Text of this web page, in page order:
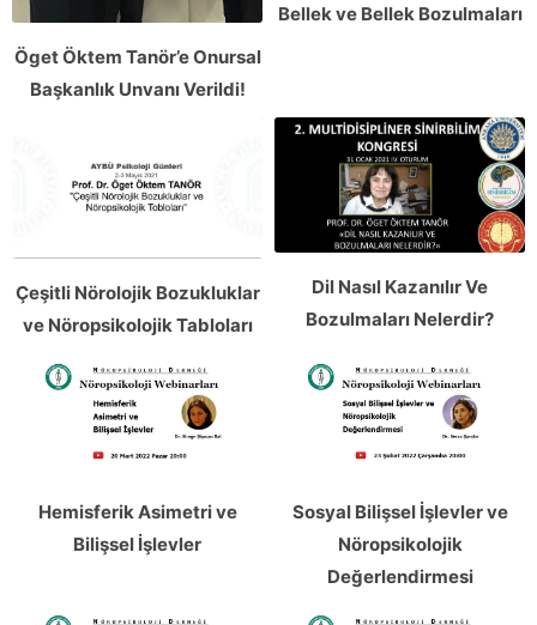
Öget Öktem Tanör’e Onursal
Başkanlık Unvanı Verildi!
Bellek ve Bellek Bozulmaları
Çeşitli Nörolojik Bozukluklar
ve Nöropsikolojik Tabloları
Dil Nasıl Kazanılır Ve
Bozulmaları Nelerdir?
Hemisferik Asimetri ve
Bilişsel İşlevler
Sosyal Bilişsel İşlevler ve
Nöropsikolojik
Değerlendirmesi